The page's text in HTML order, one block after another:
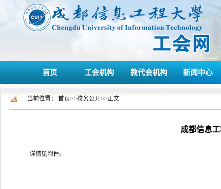
首页 工会机构 教代会机构 新闻中心
当前位置： 首页>>校务公开>>正文
成都信息
详情见附件。